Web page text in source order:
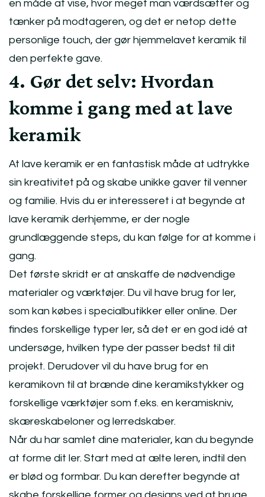
en måde at vise, hvor meget man værdsætter og
tænker på modtageren, og det er netop dette
personlige touch, der gør hjemmelavet keramik til
den perfekte gave.
4. Gør det selv: Hvordan
komme i gang med at lave
keramik
At lave keramik er en fantastisk måde at udtrykke
sin kreativitet på og skabe unikke gaver til venner
og familie. Hvis du er interesseret i at begynde at
lave keramik derhjemme, er der nogle
grundlæggende steps, du kan følge for at komme i
gang.
Det første skridt er at anskaffe de nødvendige
materialer og værktøjer. Du vil have brug for ler,
som kan købes i specialbutikker eller online. Der
findes forskellige typer ler, så det er en god idé at
undersøge, hvilken type der passer bedst til dit
projekt. Derudover vil du have brug for en
keramikovn til at brænde dine keramikstykker og
forskellige værktøjer som f.eks. en keramiskniv,
skæreskabeloner og lerredskaber.
Når du har samlet dine materialer, kan du begynde
at forme dit ler. Start med at ælte leren, indtil den
er blød og formbar. Du kan derefter begynde at